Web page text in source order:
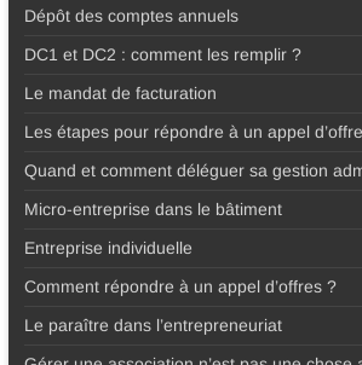
Dépôt des comptes annuels
DC1 et DC2 : comment les remplir ?
Le mandat de facturation
Les étapes pour répondre à un appel
Quand et comment déléguer sa gestion
Micro-entreprise dans le bâtiment
Entreprise individuelle
Comment répondre à un appel d’offres ?
Le paraître dans l’entrepreneuriat